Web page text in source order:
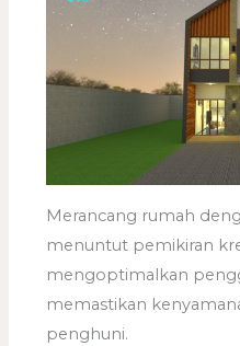
Merancang rumah
menuntut pemikiran
mengoptimalkan
memastikan
penghuni.